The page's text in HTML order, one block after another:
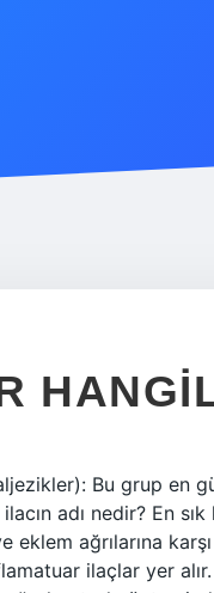
Bu grup en
adı nedir? En sık
ağrılarına
ilaçlar yer